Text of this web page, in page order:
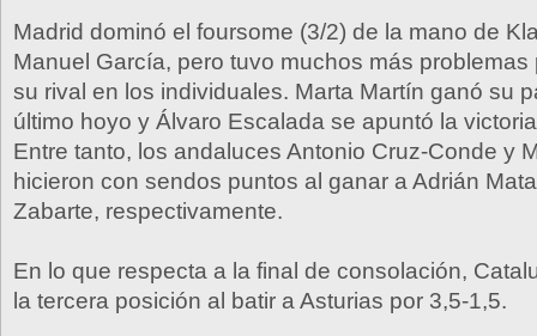
Madrid dominó el foursome (3/2) de la mano de
Manuel García, pero tuvo muchos más problemas
su rival en los individuales. Marta Martín ganó su
último hoyo y Álvaro Escalada se apuntó la
Entre tanto, los andaluces Antonio Cruz-Conde y
hicieron con sendos puntos al ganar a Adrián
Zabarte, respectivamente.
En lo que respecta a la final de consolación,
la tercera posición al batir a Asturias por 3,5-1,5.